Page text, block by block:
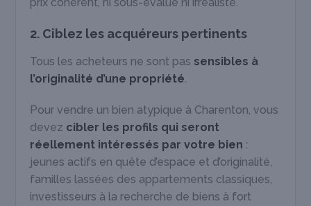
2. Ciblez les acquéreurs pertinents
Tous les acheteurs ne sont pas sensibles à
l’originalité d’une propriété.
Pour vendre un bien atypique à Charenton, vous
devez cibler les profils qui seront
réellement intéressés par votre bien :
jeunes actifs en quête d’espace et d’originalité,
familles lassées des appartements classiques,
investisseurs à la recherche de biens à fort